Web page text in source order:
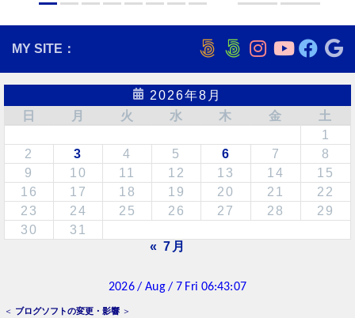
MY SITE：
2026年8月
日
月 火 水 木 金
土
1
2
3 4 5 6 7
8
9
10 11 12 13 14
15
16
17 18 19 20 21
22
23
24 25 26 27 28
29
30
31
« 7月
＜ ブログソフトの変更・影響 ＞